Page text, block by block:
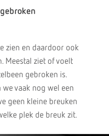
zien en daardoor ook
Meestal ziet of voelt
gebroken is.
vaak nog wel een
geen kleine breuken
plek de breuk zit.